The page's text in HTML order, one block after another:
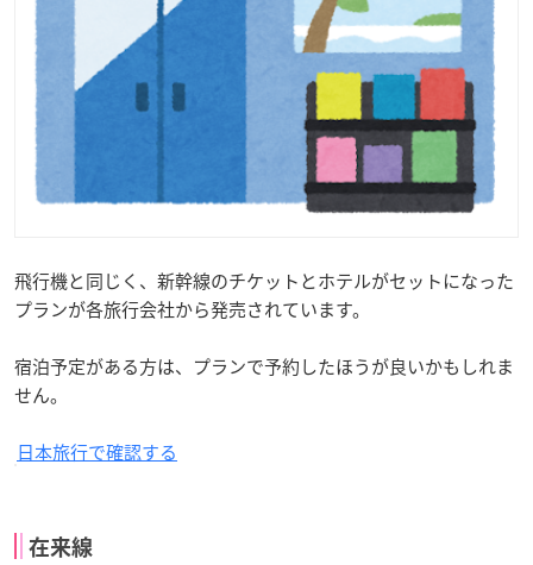
飛行機と同じく、新幹線のチケットとホテルがセットになった
プランが各旅行会社から発売されています。
宿泊予定がある方は、プランで予約したほうが良いかもしれま
せん。
日本旅行で確認する
在来線